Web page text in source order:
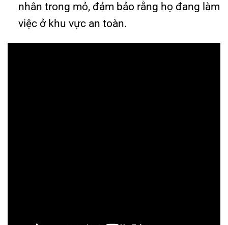
nhân trong mỏ, đảm bảo rằng họ đang làm
việc ở khu vực an toàn.